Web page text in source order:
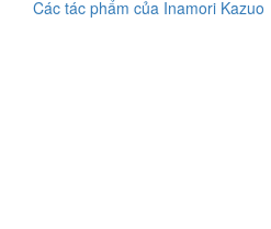
Các tác phẩm của Inamori Kazuo